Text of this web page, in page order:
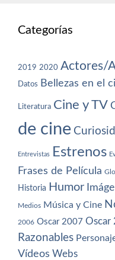
Categorías
2019 2020 Actores/
Datos Bellezas en el
Literatura Cine y TV
de cine
Entrevistas Estrenos
Frases de Película
Historia Humor
Medios Música y Cine
2006 Oscar 2007 Oscar
Razonables
Vídeos Webs